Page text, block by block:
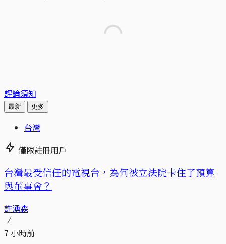
評論須知
最新 更多
台灣
僅限註冊用戶
台灣最受信任的電視台，為何被立法院卡住了預算
與董事會？
許湧森
7 小時前